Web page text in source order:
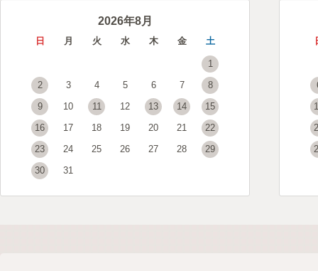
2026年8月
日 月 火 水 木 金 土
1
2
3 4 5 6 7
8
9
10 11 12 13 14
15
16
17 18 19 20 21
22
23
24 25 26 27 28
29
30
31